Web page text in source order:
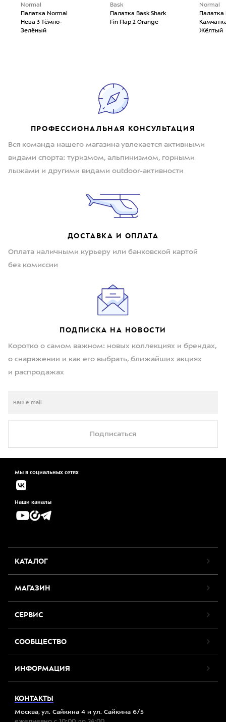
Normal
Палатка Normal
Нева 3 Тёмно-
Зелёный
Bask
Палатка Bask Shark
Fin Flap 2 Orange
Normal
Палатка
Жёлтый
ПРОФЕССИОНАЛЬНАЯ КОНСУЛЬТАЦИЯ
Вся команда нашего магазина увлекается активными
видами спорта: туризмом, альпинизмом, горными
лыжами и другими видами outdoor-активности
ДОСТАВКА И ОПЛАТА
Оплата наличными курьеру или банковской картой
без комиссии
ПОДПИСКА НА НОВОСТИ
Коротко о самом важном: новых коллекциях и брендах,
о снаряжении и как его выбрать, ближайших акциях
и распродажах
Подписаться
Мы в социальных сетях
Наши каналы
КАТАЛОГ
МАГАЗИН
СЕРВИС
СООБЩЕСТВО
ИНФОРМАЦИЯ
КОНТАКТЫ
Москва, ул. Сайкина 4 и ул. Сайкина 6/5